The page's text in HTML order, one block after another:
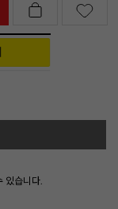
있습니다.